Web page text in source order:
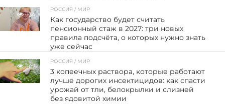
134
РОССИЯ / МИР
Как государство будет считать
пенсионный стаж в 2027: три новых
правила подсчёта, о которых нужно знать
уже сейчас
107
РОССИЯ / МИР
3 копеечных раствора, которые работают
лучше дорогих инсектицидов: как спасти
урожай от тли, белокрылки и слизней
без ядовитой химии